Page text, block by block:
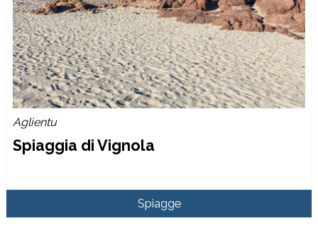
Aglientu
Spiaggia di Vignola
Spiagge